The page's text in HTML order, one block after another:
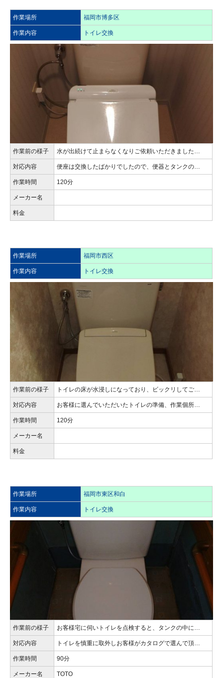
作業場所 福岡市博多区
作業内容 トイレ交換
作業前の様子 水が出続けて止まらなくなりご依頼いただきました…
対応内容 便座は交換したばかりでしたので、便器とタンクの…
作業時間 120分
メーカー名
料金
作業場所 福岡市西区
作業内容 トイレ交換
作業前の様子 トイレの床が水浸しになっており、ビックリしてご…
対応内容 お客様に選んでいただいたトイレの準備、作業個所…
作業時間 120分
メーカー名
料金
作業場所 福岡市東区和白
作業内容 トイレ交換
作業前の様子 お客様宅に伺いトイレを点検すると、タンクの中に…
対応内容 トイレを慎重に取外しお客様がカタログで選んで頂…
作業時間 90分
メーカー名 TOTO